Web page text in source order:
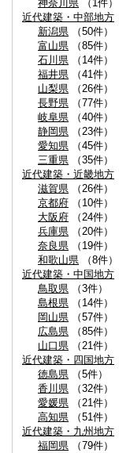
神奈川県 （1件）
近代建築・中部地方
新潟県 （50件）
富山県 （85件）
石川県 （14件）
福井県 （41件）
山梨県 （26件）
長野県 （77件）
岐阜県 （40件）
静岡県 （23件）
愛知県 （45件）
三重県 （35件）
近代建築・近畿地方
滋賀県 （26件）
京都府 （10件）
大阪府 （24件）
兵庫県 （20件）
奈良県 （19件）
和歌山県 （8件）
近代建築・中国地方
鳥取県 （3件）
島根県 （14件）
岡山県 （57件）
広島県 （85件）
山口県 （21件）
近代建築・四国地方
徳島県 （5件）
香川県 （32件）
愛媛県 （21件）
高知県 （51件）
近代建築・九州地方
福岡県 （79件）